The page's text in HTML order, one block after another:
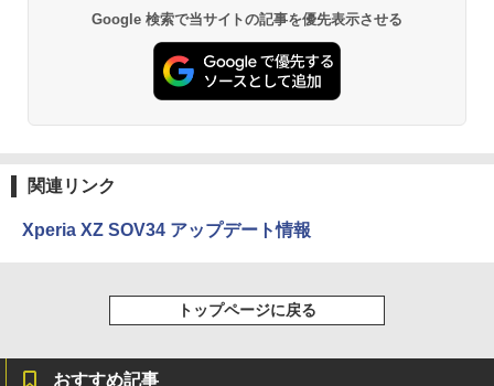
Google 検索で当サイトの記事を優先表示させる
関連リンク
Xperia XZ SOV34 アップデート情報
トップページに戻る
おすすめ記事